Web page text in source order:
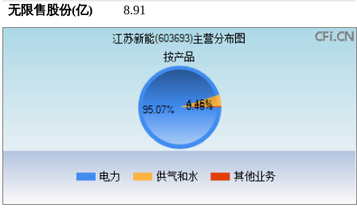
无限售股份(亿)
8.91